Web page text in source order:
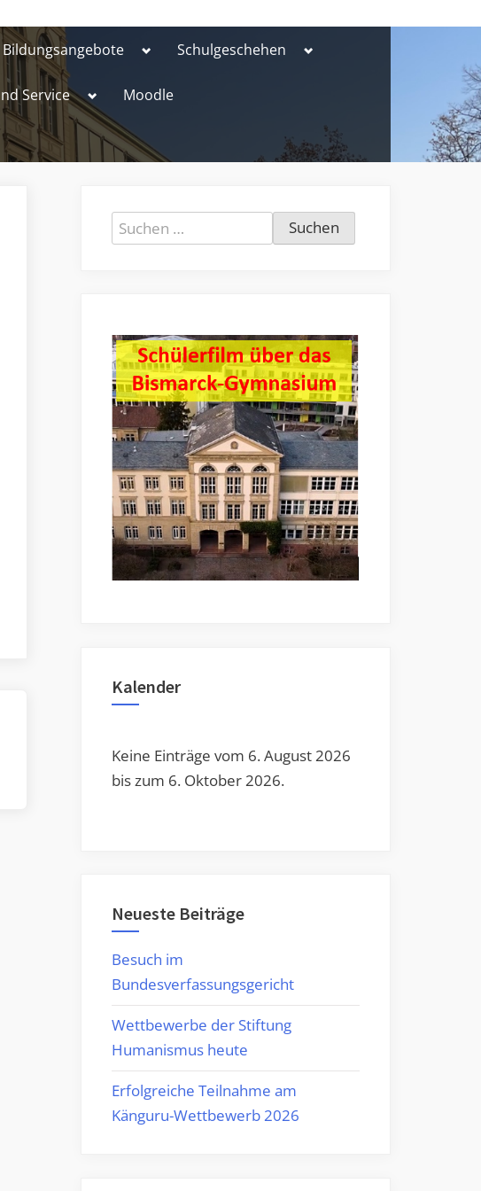
Toggle
Toggle
sub-
menu
Toggle
sub-
menu
Schulgeschehen Toggle
Service Toggle
sub-
menu
Moodle
Suchen
nach:
Kalender
Keine Einträge vom 6. August 2026
bis zum 6. Oktober 2026.
Neueste Beiträge
Besuch im
Bundesverfassungsgericht
Wettbewerbe der Stiftung
Humanismus heute
Erfolgreiche Teilnahme am
Känguru-Wettbewerb 2026